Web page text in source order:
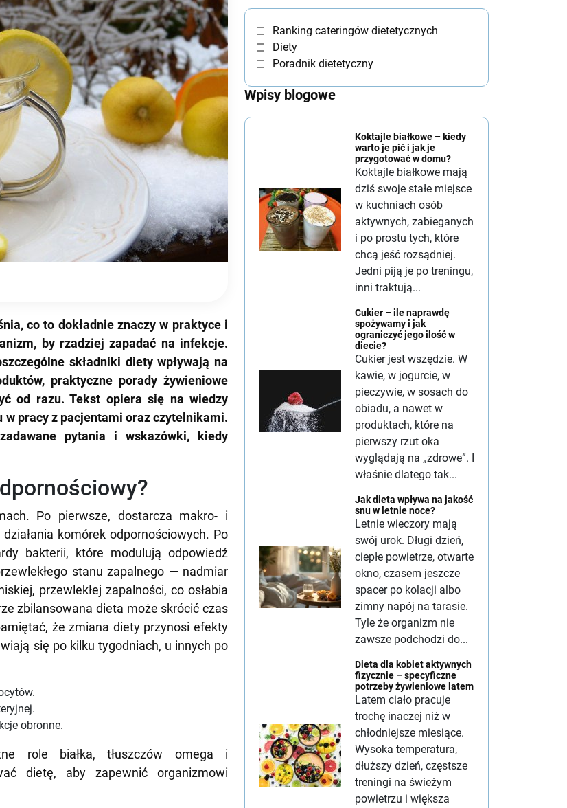
co to dokładnie znaczy w praktyce i
by rzadziej zapadać na infekcje.
składniki diety wpływają na
praktyczne porady żywieniowe
od razu. Tekst opiera się na wiedzy
w pracy z pacjentami oraz czytelnikami.
pytania i wskazówki, kiedy
Po pierwsze, dostarcza makro- i
komórek odpornościowych. Po
bakterii, które modulują odpowiedź
stanu zapalnego — nadmiar
przewlekłej zapalności, co osłabia
zbilansowana dieta może skrócić czas
że zmiana diety przynosi efekty
się po kilku tygodniach, u innych po
obronne.
role białka, tłuszczów omega i
dietę, aby zapewnić organizmowi
Ranking cateringów dietetycznych
Diety
Poradnik dietetyczny
Wpisy blogowe
Koktajle białkowe – kiedy
warto je pić i jak je
przygotować w domu?
Koktajle białkowe mają
dziś swoje stałe miejsce
w kuchniach osób
aktywnych, zabieganych
i po prostu tych, które
chcą jeść rozsądniej.
Jedni piją je po treningu,
inni traktują...
Cukier – ile naprawdę
spożywamy i jak
ograniczyć jego ilość w
diecie?
Cukier jest wszędzie. W
kawie, w jogurcie, w
pieczywie, w sosach do
obiadu, a nawet w
produktach, które na
pierwszy rzut oka
wyglądają na „zdrowe”. I
właśnie dlatego tak...
Jak dieta wpływa na jakość
snu w letnie noce?
Letnie wieczory mają
swój urok. Długi dzień,
ciepłe powietrze, otwarte
okno, czasem jeszcze
spacer po kolacji albo
zimny napój na tarasie.
Tyle że organizm nie
zawsze podchodzi do...
Dieta dla kobiet aktywnych
fizycznie – specyficzne
potrzeby żywieniowe latem
Latem ciało pracuje
trochę inaczej niż w
chłodniejsze miesiące.
Wysoka temperatura,
dłuższy dzień, częstsze
treningi na świeżym
powietrzu i większa